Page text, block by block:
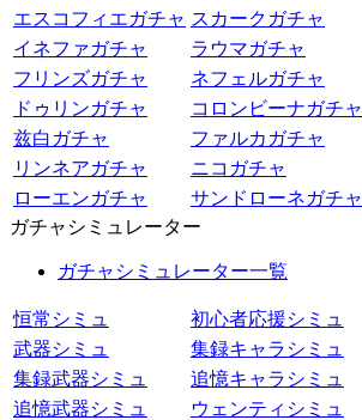
エスコフィエガチャ スカークガチャ
イネファガチャ
ラウマガチャ
フリンズガチャ
ネフェルガチャ
ドゥリンガチャ
コロンビーナガチャ
兹白ガチャ
ファルカガチャ
リンネアガチャ
ニコガチャ
ローエンガチャ
サンドローネガチャ
ガチャシミュレーター
ガチャシミュレーター一覧
恒常シミュ
初心者応援シミュ
武器シミュ
集録キャラシミュ
集録武器シミュ
追憶キャラシミュ
追憶武器シミュ
ウェンティシミュ